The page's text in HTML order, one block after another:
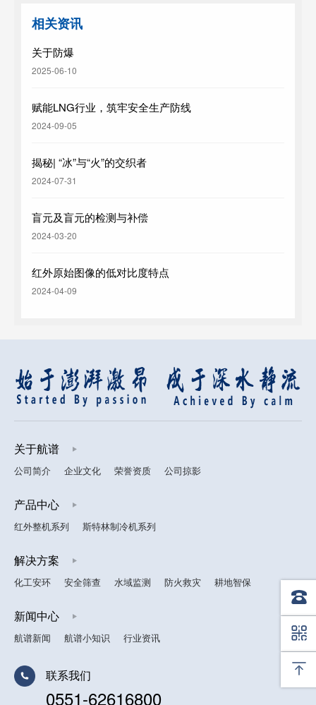
相关资讯
关于防爆
2025-06-10
赋能LNG行业，筑牢安全生产防线
2024-09-05
揭秘| “冰”与“火”的交织者
2024-07-31
盲元及盲元的检测与补偿
2024-03-20
红外原始图像的低对比度特点
2024-04-09
关于航谱
公司简介 企业文化 荣誉资质 公司掠影
产品中心
红外整机系列 斯特林制冷机系列
解决方案
化工安环 安全筛查 水域监测 防火救灾 耕地智保
新闻中心
航谱新闻 航谱小知识 行业资讯
联系我们
0551-62616800